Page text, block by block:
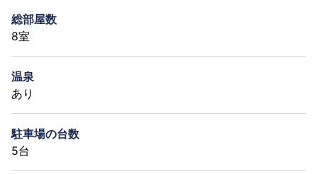
総部屋数
8室
温泉
あり
駐車場の台数
5台